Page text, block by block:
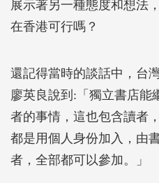
展示著另一種態度和想法
在香港可行嗎？
還記得當時的談話中，台
廖英良說到:「獨立書店能
者的事情，這也包含讀者
都是用個人身份加入，由
者，全部都可以參加。」